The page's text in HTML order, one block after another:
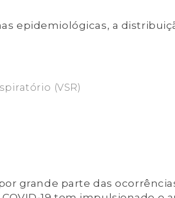
epidemiológicas, a
(VSR)
grande parte das